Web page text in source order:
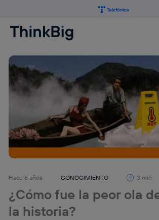
Hace 6 años CONOCIMIENTO 3 min
¿Cómo fue la peor ola
la historia?